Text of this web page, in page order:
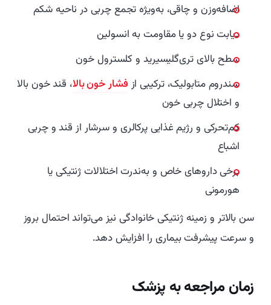
اضافه‌وزن و چاقی، به‌ویژه تجمع چربی در ناحیه شکم
دیابت نوع دو یا مقاومت به انسولین
سطح بالای تری‌گلیسیرید و کلسترول خون
سندروم متابولیک، ترکیبی ازفشار خون بالا، قند خون بالا
و اختلال چربی خون
کم‌تحرکی و رژیم غذایی پرکالری و سرشار از قند و چربی
اشباع
برخی داروهای خاص و به‌ندرت اختلالات ژنتیکی یا
هورمونی
سن بالاتر و زمینه ژنتیکی خانوادگی نیز می‌تواند احتمال بروز
و سرعت پیشرفت بیماری را افزایش دهد.
زمان مراجعه به پزشک